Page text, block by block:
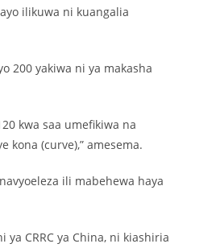
ilikuwa ni kuangalia
200 yakiwa ni ya makasha
kwa saa umefikiwa na
(curve),” amesema.
ili mabehewa haya
CRRC ya China, ni kiashiria